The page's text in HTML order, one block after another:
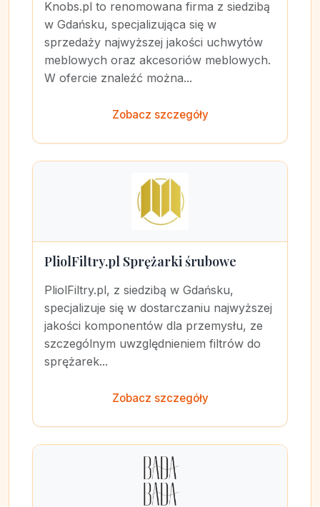
Knobs.pl to renomowana firma z siedzibą
w Gdańsku, specjalizująca się w
sprzedaży najwyższej jakości uchwytów
meblowych oraz akcesoriów meblowych.
W ofercie znaleźć można...
Zobacz szczegóły
PliolFiltry.pl Sprężarki śrubowe
PliolFiltry.pl, z siedzibą w Gdańsku,
specjalizuje się w dostarczaniu najwyższej
jakości komponentów dla przemysłu, ze
szczególnym uwzględnieniem filtrów do
sprężarek...
Zobacz szczegóły